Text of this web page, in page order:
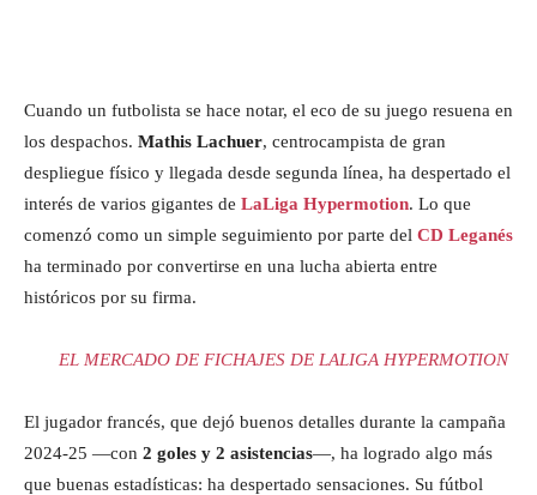
Cuando un futbolista se hace notar, el eco de su juego resuena en
los despachos. Mathis Lachuer, centrocampista de gran
despliegue físico y llegada desde segunda línea, ha despertado el
interés de varios gigantes de LaLiga Hypermotion. Lo que
comenzó como un simple seguimiento por parte del CD Leganés
ha terminado por convertirse en una lucha abierta entre
históricos por su firma.
EL MERCADO DE FICHAJES DE LALIGA HYPERMOTION
El jugador francés, que dejó buenos detalles durante la campaña
2024-25 —con 2 goles y 2 asistencias—, ha logrado algo más
que buenas estadísticas: ha despertado sensaciones. Su fútbol